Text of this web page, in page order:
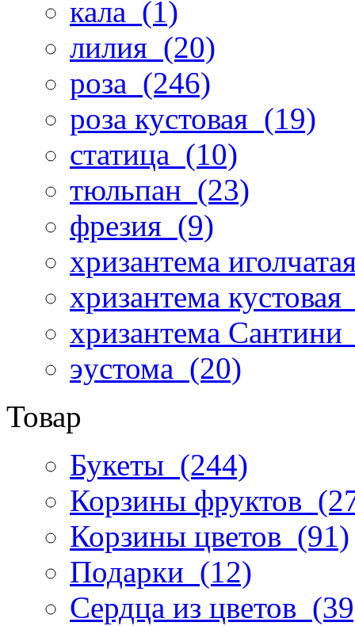
кала (1)
лилия (20)
роза (246)
роза кустовая (19)
статица (10)
тюльпан (23)
фрезия (9)
хризантема
хризантема кустовая
хризантема Сантини
эустома (20)
Товар
Букеты (244)
Корзины фруктов
Корзины цветов (91)
Подарки (12)
Сердца из цветов